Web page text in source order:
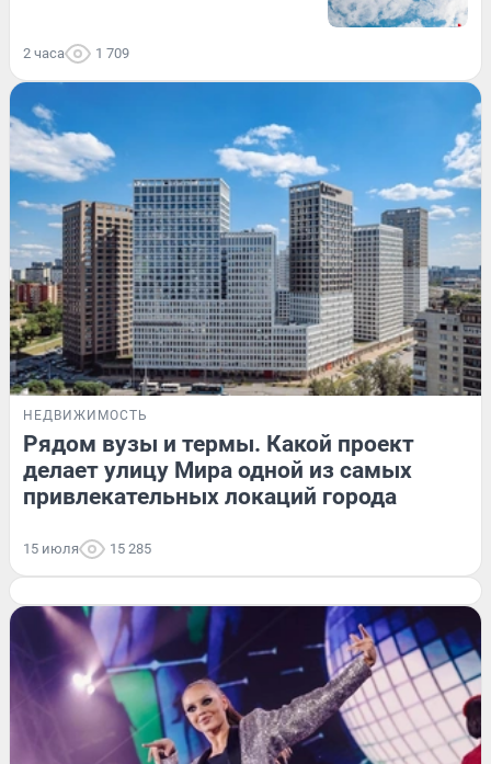
2 часа 1 709
НЕДВИЖИМОСТЬ
Рядом вузы и термы. Какой проект
делает улицу Мира одной из самых
привлекательных локаций города
15 июля 15 285